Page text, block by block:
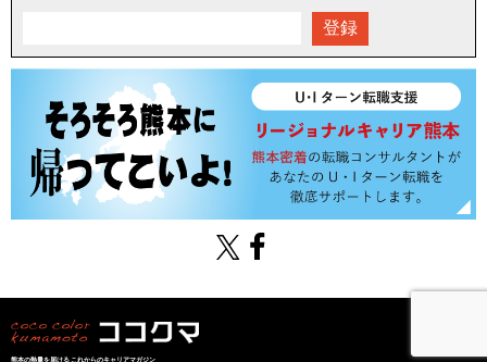
登録
熊本の熱量を届けるこれからのキャリアマガジン